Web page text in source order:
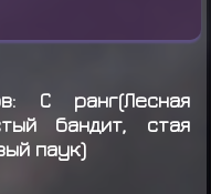
С ранг(Лесная
бандит, стая
паук)